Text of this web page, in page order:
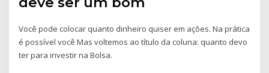
Você pode colocar quanto dinheiro quiser em ações. Na prática
é possível você Mas voltemos ao título da coluna: quanto devo
ter para investir na Bolsa.